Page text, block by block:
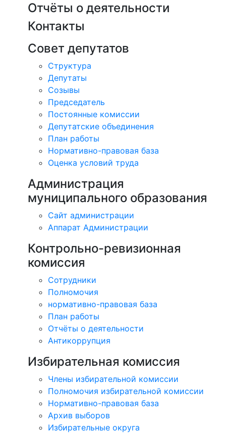
Отчёты о деятельности
Контакты
Совет депутатов
Структура
Депутаты
Созывы
Председатель
Постоянные комиссии
Депутатские объединения
План работы
Нормативно-правовая база
Оценка условий труда
Администрация
муниципального образования
Сайт администрации
Аппарат Администрации
Контрольно-ревизионная
комиссия
Сотрудники
Полномочия
нормативно-правовая база
План работы
Отчёты о деятельности
Антикоррупция
Избирательная комиссия
Члены избирательной комиссии
Полномочия избирательной комиссии
Нормативно-правовая база
Архив выборов
Избирательные округа